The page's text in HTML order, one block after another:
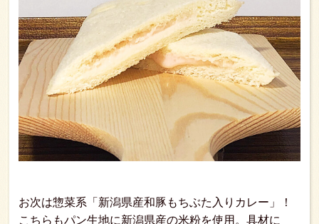
お次は惣菜系「新潟県産和豚もちぶた入りカレー」！
こちらもパン生地に新潟県産の米粉を使用。具材に